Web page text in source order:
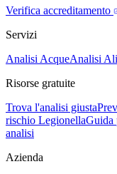
Verifica accreditamento
Servizi
Analisi AcqueAnalisi
Risorse gratuite
Trova l'analisi giusta
rischio LegionellaGuida
analisi
Azienda